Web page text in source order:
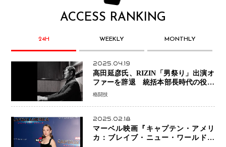
ACCESS RANKING
24H WEEKLY MONTHLY
2025.04.19
高田延彦氏、RIZIN「男祭り」出演オ
ファーを辞退 統括本部長時代の役目
「すでに終えています」と明言
格闘技
2025.02.18
マーベル映画『キャプテン・アメリ
カ：ブレイブ・ニュー・ワールド』